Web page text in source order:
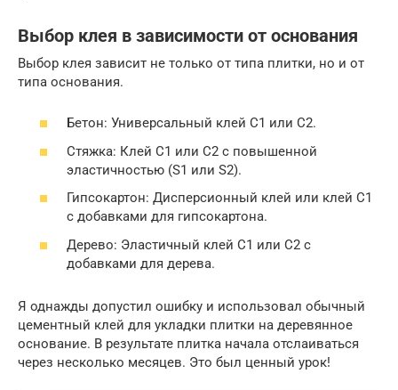
Выбор клея в зависимости от основания
Выбор клея зависит не только от типа плитки, но и от
типа основания.
Бетон: Универсальный клей C1 или C2.
Стяжка: Клей C1 или C2 с повышенной
эластичностью (S1 или S2).
Гипсокартон: Дисперсионный клей или клей C1
с добавками для гипсокартона.
Дерево: Эластичный клей C1 или C2 с
добавками для дерева.
Я однажды допустил ошибку и использовал обычный
цементный клей для укладки плитки на деревянное
основание. В результате плитка начала отслаиваться
через несколько месяцев. Это был ценный урок!